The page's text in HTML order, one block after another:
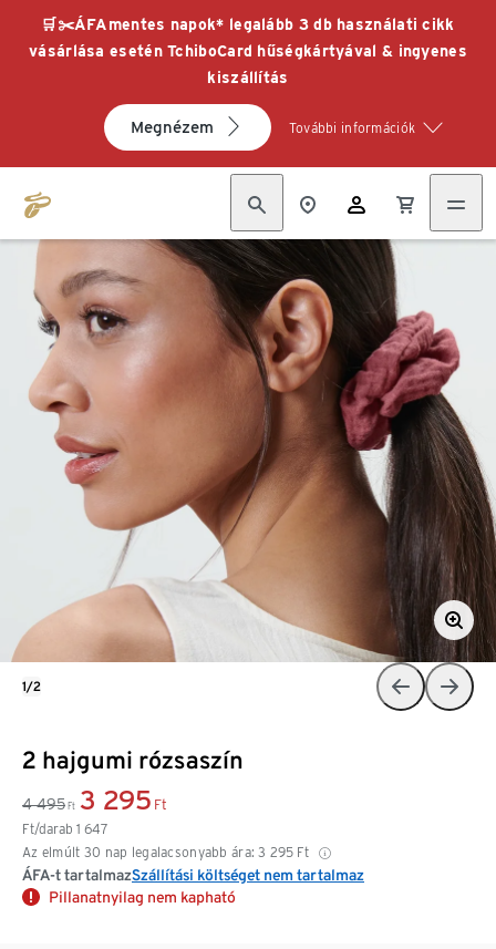
🛒✂️ÁFAmentes napok* legalább 3 db használati cikk
vásárlása esetén TchiboCard hűségkártyával & ingyenes
kiszállítás
Megnézem További információk
2 hajgumi rózsaszín
4 495 Ft 3 295 Ft
Ft/darab 1 647
Az elmúlt 30 nap legalacsonyabb ára: 3 295 Ft
ÁFA-t tartalmazSzállítási költséget nem tartalmaz
Pillanatnyilag nem kapható
1/2